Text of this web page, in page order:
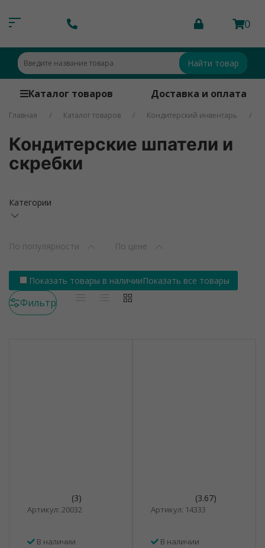
0
Найти товар
Каталог товаров Доставка и оплата
Главная Каталог товаров Кондитерский инвентарь
Кондитерские шпатели и
скребки
Категории
По популярности По цене
Показать товары в наличииПоказать все товары
Фильтр
(3)
Артикул: 20032
В наличии
(3.67)
Артикул: 14333
В наличии